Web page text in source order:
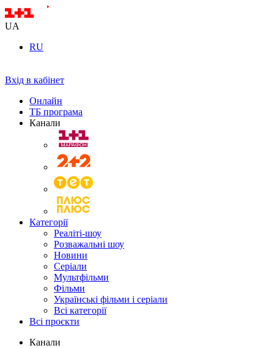
UA
RU
Вхід в кабінет
Онлайн
ТБ програма
Канали
Категорії
Реаліті-шоу
Розважальні шоу
Новини
Серіали
Мультфільми
Фільми
Українські фільми і серіали
Всі категорії
Всі проєкти
Канали